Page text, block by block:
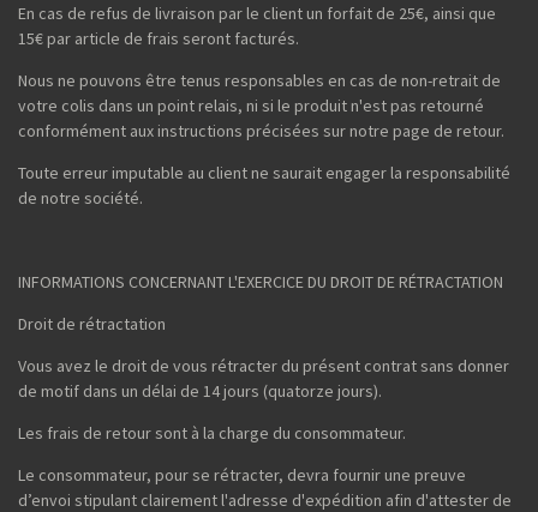
En cas de refus de livraison par le client un forfait de 25€, ainsi que
15€ par article de frais seront facturés.
Nous ne pouvons être tenus responsables en cas de non-retrait de
votre colis dans un point relais, ni si le produit n'est pas retourné
conformément aux instructions précisées sur notre page de retour.
Toute erreur imputable au client ne saurait engager la responsabilité
de notre société.
INFORMATIONS CONCERNANT L'EXERCICE DU DROIT DE RÉTRACTATION
Droit de rétractation
Vous avez le droit de vous rétracter du présent contrat sans donner
de motif dans un délai de 14 jours (quatorze jours).
Les frais de retour sont à la charge du consommateur.
Le consommateur, pour se rétracter, devra fournir une preuve
d’envoi stipulant clairement l'adresse d'expédition afin d'attester de